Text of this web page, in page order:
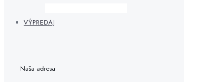
VÝPREDAJ
Naša adresa